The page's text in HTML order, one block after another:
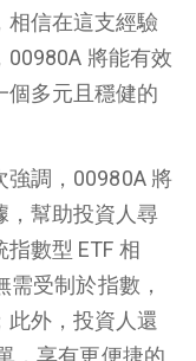
相信在這支經驗
將能有效
個多元且穩健的
強調，00980A 將
，幫助投資人尋
數型 ETF 相
需受制於指數，
外，投資人還
，享有更便捷的